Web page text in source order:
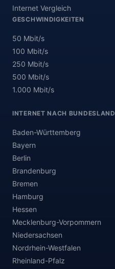
Internet Vergleich
GESCHWINDIGKEITEN
50 Mbit/s
100 Mbit/s
250 Mbit/s
500 Mbit/s
1.000 Mbit/s
INTERNET NACH BUNDESLAND
Baden-Württemberg
Bayern
Berlin
Brandenburg
Bremen
Hamburg
Hessen
Mecklenburg-Vorpommern
Niedersachsen
Nordrhein-Westfalen
Rheinland-Pfalz